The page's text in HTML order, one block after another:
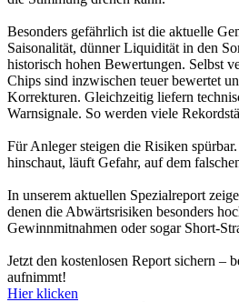
Besonders gefährlich ist die aktuelle
Saisonalität, dünner Liquidität in den
historisch hohen Bewertungen. Selbst
Chips sind inzwischen teuer bewertet
Korrekturen. Gleichzeitig liefern
Warnsignale. So werden viele
Für Anleger steigen die Risiken
hinschaut, läuft Gefahr, auf dem
In unserem aktuellen Spezialreport
denen die Abwärtsrisiken besonders
Gewinnmitnahmen oder sogar Short-
Jetzt den kostenlosen Report sichern –
aufnimmt!
Hier klicken